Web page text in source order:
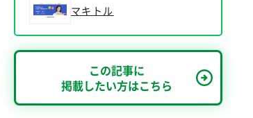
マキトル
この記事に
掲載したい方はこちら